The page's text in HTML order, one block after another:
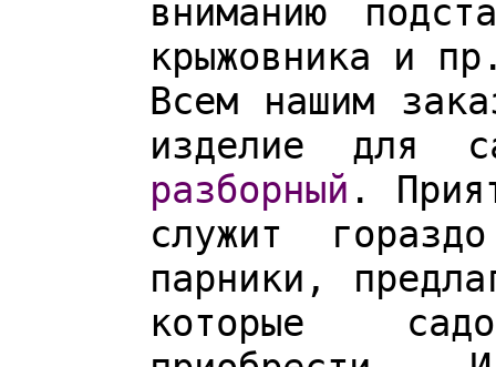
вниманию
крыжовника и
Всем нашим
изделие для
разборный .
служит
парники,
которые